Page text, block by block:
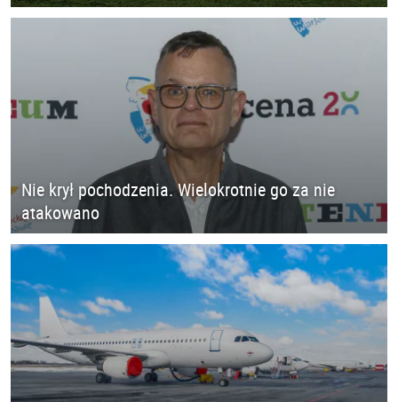
Nie krył pochodzenia. Wielokrotnie go za nie
atakowano